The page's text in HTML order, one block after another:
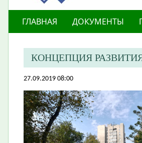
ГЛАВНАЯ ДОКУМЕНТЫ
КОНЦЕПЦИЯ
27.09.2019 08:00